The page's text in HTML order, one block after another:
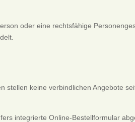
oder eine rechtsfähige
keine verbindlichen Angebote
integrierte Online-Bestellformular